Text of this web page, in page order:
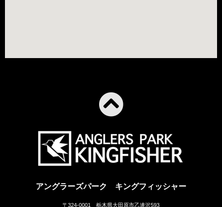
アングラーズパーク キングフィッシャー
〒324-0001 栃木県大田原市乙連沢593